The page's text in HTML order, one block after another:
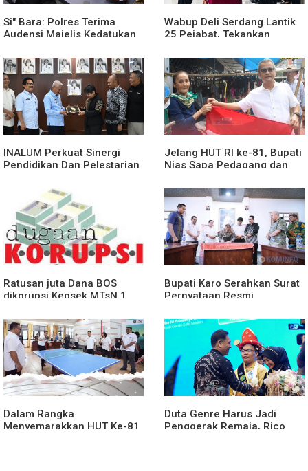
Si" Bara: Polres Terima
Audensi Majelis Kedatukan
Wabup Deli Serdang Lantik
25 Pejabat, Tekankan
Cepat dan Humanis
INALUM Perkuat Sinergi
Pendidikan Dan Pelestarian
PemprovSu
Jelang HUT RI ke-81, Bupati
Nias Sapa Pedagang dan
Putih
Ratusan juta Dana BOS
dikorupsi.Kepsek MTsN 1
Bupati Karo Serahkan Surat
Pernyataan Resmi
Kabanjahe
Dalam Rangka
Menyemarakkan HUT Ke-81
Duta Genre Harus Jadi
Penggerak Remaja, Rico